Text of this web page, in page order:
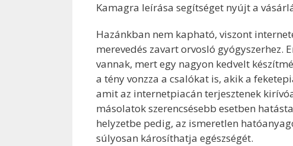
Kamagra leírása segítséget nyújt a
Hazánkban nem kapható, viszont
merevedés zavart orvosló gyógyszerhez.
vannak, mert egy nagyon kedvelt
a tény vonzza a csalókat is, akik a
amit az internetpiacán terjesztenek
másolatok szerencsésebb esetben
helyzetbe pedig, az ismeretlen
súlyosan károsíthatja egészségét.